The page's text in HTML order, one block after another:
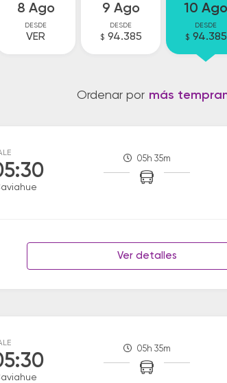
8 Ago
DESDE
VER
9 Ago
DESDE
$ 94.385
10 Ago
DESDE
$ 94.385
Ordenar por más
05h 35m
Ver detalles
05h 35m